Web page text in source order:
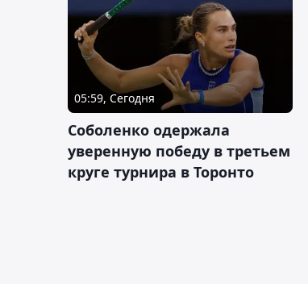
05:59, Сегодня
Соболенко одержала
уверенную победу в третьем
круге турнира в Торонто